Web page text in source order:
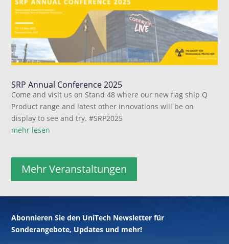
SRP Annual Conference 2025
Come and visit us on Stand 48 where our new flag ship Q
Product range and latest other innovations will be on
display to see and try. #SRP2025
mehr lesen
Mehr Veranstaltungen
Abonnieren Sie den UniTech Newsletter für
Sonderangebote, Updates und mehr!